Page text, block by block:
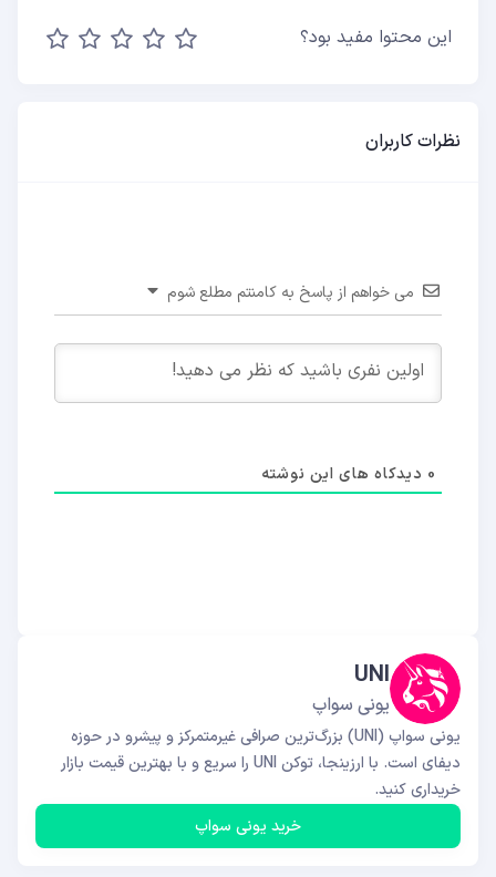
این محتوا مفید بود؟
نظرات کاربران
می خواهم از پاسخ به کامنتم مطلع شوم
0 دیدکاه های این نوشته
UNI
یونی سواپ
یونی سواپ (UNI) بزرگ‌ترین صرافی غیرمتمرکز و پیشرو در حوزه
دیفای است. با ارزینجا، توکن UNI را سریع و با بهترین قیمت بازار
خریداری کنید.
خرید یونی سواپ